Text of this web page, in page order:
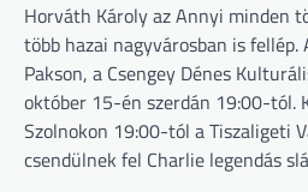
Horváth Károly az Annyi minden
több hazai nagyvárosban is fellép.
Pakson, a Csengey Dénes
október 15-én szerdán 19:00-tól.
Szolnokon 19:00-tól a Tiszaligeti
csendülnek fel Charlie legendás